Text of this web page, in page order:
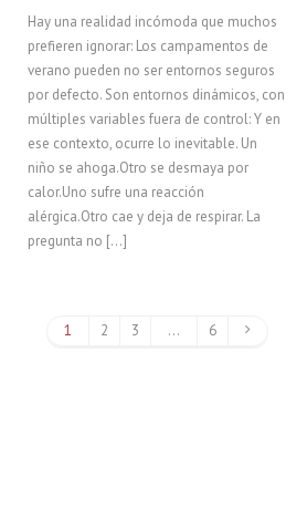
Hay una realidad incómoda que muchos
prefieren ignorar: Los campamentos de
verano pueden no ser entornos seguros
por defecto. Son entornos dinámicos, con
múltiples variables fuera de control: Y en
ese contexto, ocurre lo inevitable. Un
niño se ahoga.Otro se desmaya por
calor.Uno sufre una reacción
alérgica.Otro cae y deja de respirar. La
pregunta no […]
1 2 3 … 6